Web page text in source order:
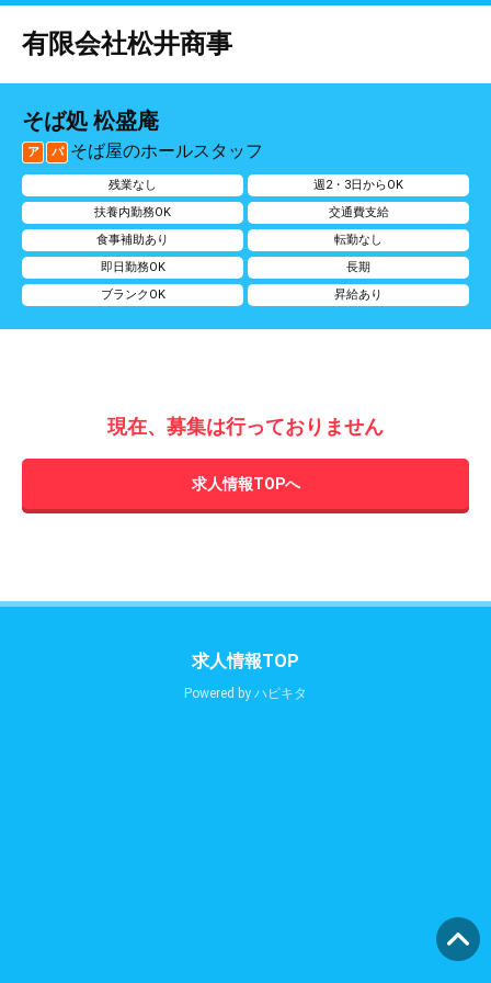
有限会社松井商事
そば処 松盛庵
ア パ そば屋のホールスタッフ
残業なし
週2・3日からOK
扶養内勤務OK
交通費支給
食事補助あり
転勤なし
即日勤務OK
長期
ブランクOK
昇給あり
現在、募集は行っておりません
求人情報TOPへ
求人情報TOP
Powered by ハピキタ